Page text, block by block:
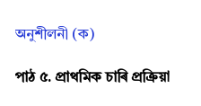
অনুশীলনী (ক)
পাঠ ৫. প্ৰাথমিক চাৰি প্ৰক্ৰিয়া